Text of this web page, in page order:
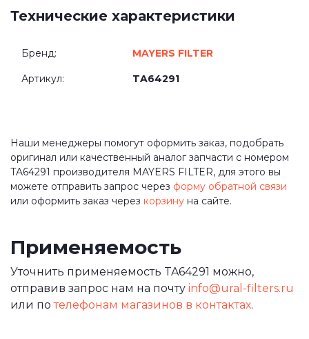
Технические характеристики
Бренд: MAYERS FILTER
Артикул: TA64291
Наши менеджеры помогут оформить заказ, подобрать
оригинал или качественный аналог запчасти с номером
TA64291 производителя MAYERS FILTER, для этого вы
можете отправить запрос через форму обратной связи
или оформить заказ через корзину на сайте.
Применяемость
Уточнить применяемость TA64291 можно,
отправив запрос нам на почту info@ural-filters.ru
или потелефонам магазинов в контактах.